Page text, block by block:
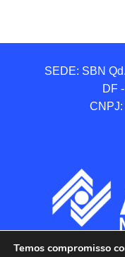
SEDE: SBN
DF
CNPJ:
Temos compromisso